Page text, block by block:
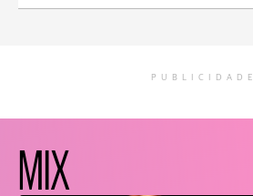
PUBLICIDADE
MIX